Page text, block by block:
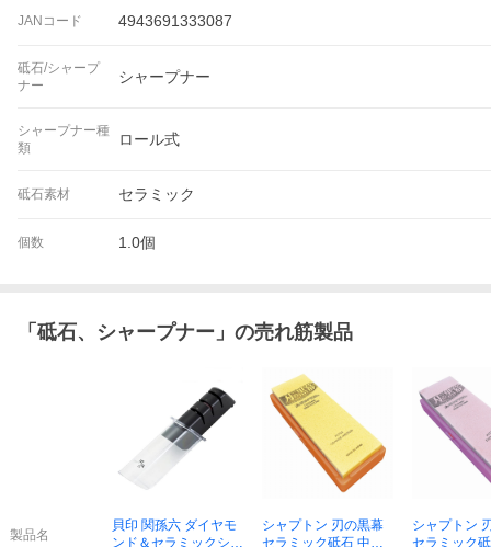
JANコード 4943691333087
砥石/シャープ
ナー
シャープナー
シャープナー種
類
ロール式
砥石素材 セラミック
個数 1.0個
「 砥石、シャープナー 」の売れ筋製品
製品名
貝印 関孫六 ダイヤモ
ンド＆セラミックシャ
シャプトン 刃の黒幕
セラミック砥石 中砥
シャプトン
セラミック